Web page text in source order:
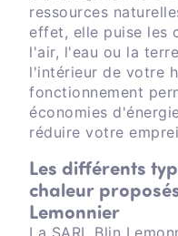
ressources
effet, elle puise les
l'air, l'eau ou la
l'intérieur de votre
fonctionnement
économies
réduire votre
Les différents
chaleur
Lemonnier